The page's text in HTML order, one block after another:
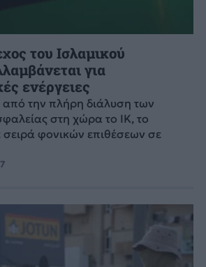
του Ισλαμικού
για
ενέργειες
την πλήρη διάλυση των
στη χώρα το ΙΚ, το
σειρά φονικών επιθέσεων σε